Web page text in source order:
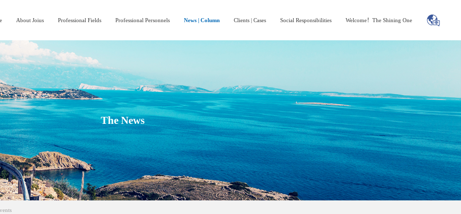
About Joius Professional Fields Professional Personnels News | Column Clients | Cases Social Responsibilities Welcome！The Shining One
The News